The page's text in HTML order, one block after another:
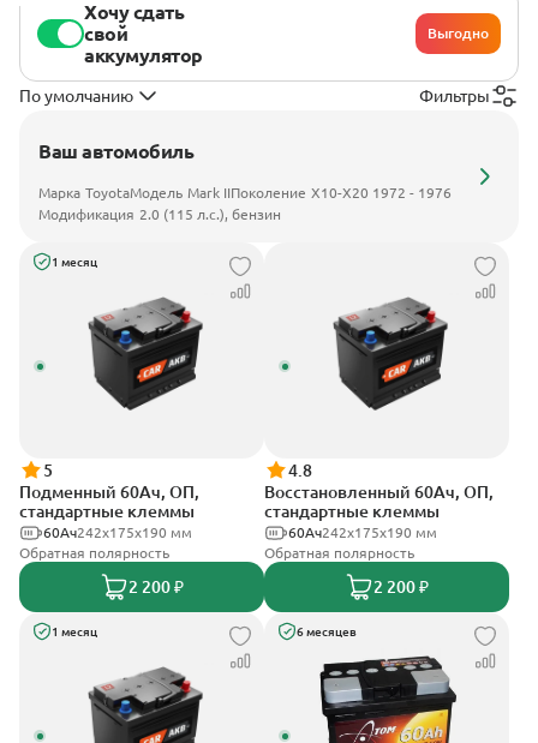
Хочу сдать
свой
аккумулятор
Выгодно
По умолчанию Фильтры
Ваш автомобиль
Марка ToyotaМодель Mark IIПоколение X10-X20 1972 - 1976
Модификация 2.0 (115 л.с.), бензин
1 месяц
5
Подменный 60Ач, ОП,
стандартные клеммы
242х175х190 мм
60Ач
Обратная полярность
2 200 ₽
4.8
Восстановленный 60Ач, ОП,
стандартные клеммы
242х175х190 мм
60Ач
Обратная полярность
2 200 ₽
1 месяц 6 месяцев